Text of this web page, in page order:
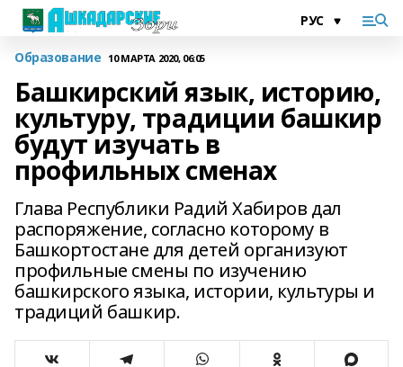
Образование 10 МАРТА 2020, 06:05
Башкирский язык, историю,
культуру, традиции башкир
будут изучать в
профильных сменах
Глава Республики Радий Хабиров дал
распоряжение, согласно которому в
Башкортостане для детей организуют
профильные смены по изучению
башкирского языка, истории, культуры и
традиций башкир.